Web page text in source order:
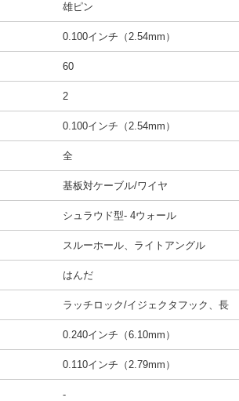
雄ピン
0.100インチ（2.54mm）
60
2
0.100インチ（2.54mm）
全
基板対ケーブル/ワイヤ
シュラウド型- 4ウォール
スルーホール、ライトアングル
はんだ
ラッチロック/イジェクタフック、長
0.240インチ（6.10mm）
0.110インチ（2.79mm）
-